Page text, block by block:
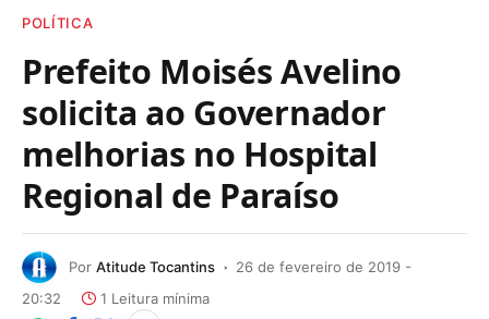
POLÍTICA
Prefeito Moisés Avelino
solicita ao Governador
melhorias no Hospital
Regional de Paraíso
Por Atitude Tocantins
26 de fevereiro de 2019 -
20:32
1 Leitura mínima